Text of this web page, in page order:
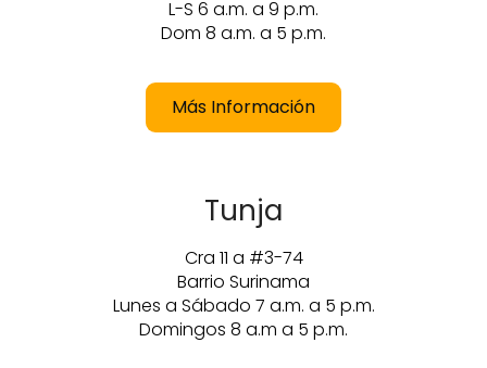
L-S 6 a.m. a 9 p.m.
Dom 8 a.m. a 5 p.m.
Más Información
Tunja
Cra 11 a #3-74
Barrio Surinama
Lunes a Sábado 7 a.m. a 5 p.m.
Domingos 8 a.m a 5 p.m.